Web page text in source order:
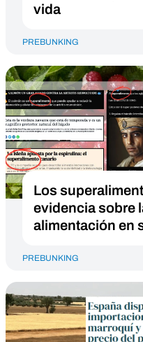
vida
PREBUNKING
Los
evidencia sobre
alimentación en
PREBUNKING